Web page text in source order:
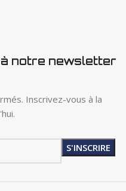
notre newsletter
Inscrivez-vous à la